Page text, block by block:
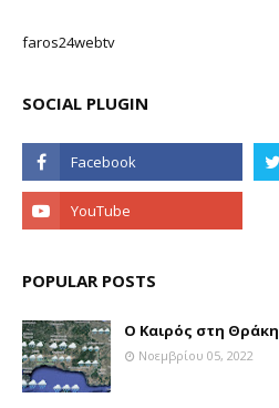
faros24webtv
SOCIAL PLUGIN
POPULAR POSTS
Ο Καιρός στη Θράκη
Νοεμβρίου 05, 2022